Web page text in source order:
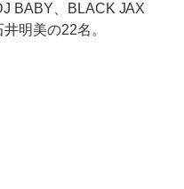
BABY、BLACK JAX
明美の22名。